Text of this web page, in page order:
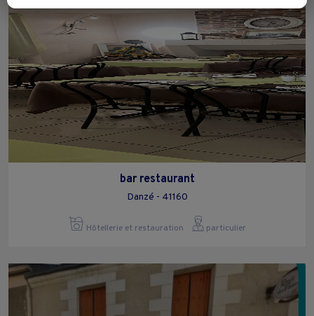
bar restaurant
Danzé - 41160
Hôtellerie et restauration particulier
Vous pouvez exprimer vos choix en cliquant sur "Tout accepter",
"Continuer sans accepter" ou "Paramétrer", et les modifier à tout
moment en cliquant sur le lien "Paramétrez vos choix" situé en bas de
page.